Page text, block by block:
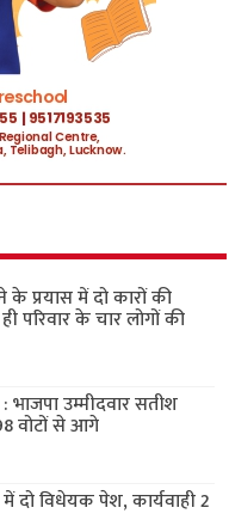
के प्रयास में दो कारों की
परिवार के चार लोगों की
उम्मीदवार सतीश
वोटों से आगे
दो विधेयक पेश, कार्यवाही 2